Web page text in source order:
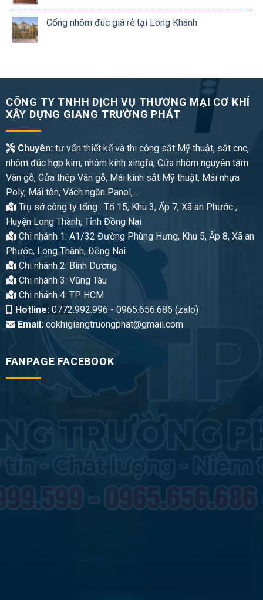
Cổng nhôm đúc giá rẻ tại Long Khánh
CÔNG TY TNHH DỊCH VỤ THƯƠNG MẠI CƠ KHÍ
XÂY DỰNG GIANG TRƯỜNG PHÁT
Chuyên:tư vấn thiết kế và thi công sắt Mỹ thuật, sắt cnc,
nhôm đúc hợp kim, nhôm kính xingfa, Cửa nhôm nguyên tấm
Vân gỗ, Cửa thép Vân gỗ, Mái kính sắt Mỹ thuật, Mái nhựa
Poly, Mái tôn, Vách ngăn Panel,…
Trụ sở công ty tổng : Tổ 15, Khu 3, Ấp 7, Xã an Phước ,
Huyện Long Thành, Tỉnh Đồng Nai
Chi nhánh 1: A1/32 Đường Phùng Hưng, Khu 5, Ấp 8, Xã an
Phước, Long Thành, Đồng Nai
Chi nhánh 2: Bình Dương
Chi nhánh 3: Vũng Tàu
Chi nhánh 4: TP HCM
Hotline:0772.992.996 - 0965.656.686 (zalo)
Email:cokhigiangtruongphat@gmail.com
FANPAGE FACEBOOK